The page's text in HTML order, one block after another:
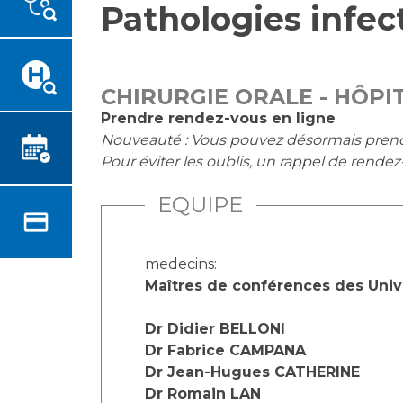
Vous accompagnez, vous
rendez visite à un patient
Vous avez un examen
d'imagerie ou de radiologie à
réaliser
Vous avez une analyse à
Vous venez en consultation
Infos COVID-19
Vivre ensemble à l'hôpital
Culture à l'hôpital
Emplois paramédicaux
Emplois administratifs
Espace Formation
Étudiants hospitaliers
Emplois techniques et
médico-techniques
Emplois socio-éducatifs
Stages paramédicaux
Chercheurs
La recherche clinique à l'AP-
Pathologies
CHIRURGIE ORALE -
Prendre rendez-vous en ligne
Nouveauté : Vous pouvez désormais
Pour éviter les oublis, un rappel de
EQUIPE
medecins:
Maîtres de conférences des
Dr Didier BELLONI
Dr Fabrice CAMPANA
Dr Jean-Hugues CATHERINE
Dr Romain LAN